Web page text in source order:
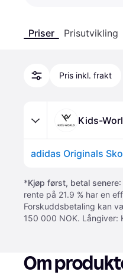
Priser Prisutvikling
Pris inkl. frakt
Kids-
*Kjøp først, betal senere
rente på 21.9 % har en
Forskuddsbetaling kan
150 000 NOK. Långiver:
Om